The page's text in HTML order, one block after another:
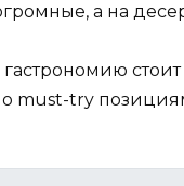
а на
must-try